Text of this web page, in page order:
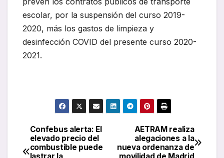
escolar, por la suspensión del curso 2019-
2020, más los gastos de limpieza y
desinfección COVID del presente curso 2020-
2021.
Navegación
AETRAM realiza
alegaciones a la
nueva ordenanza de
movilidad de Madrid
Confebus alerta: El
elevado precio del
combustible puede
lastrar la